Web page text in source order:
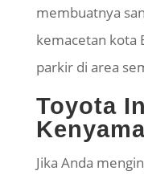
membuatnya
kemacetan kota
parkir di area
Toyota
Jika Anda